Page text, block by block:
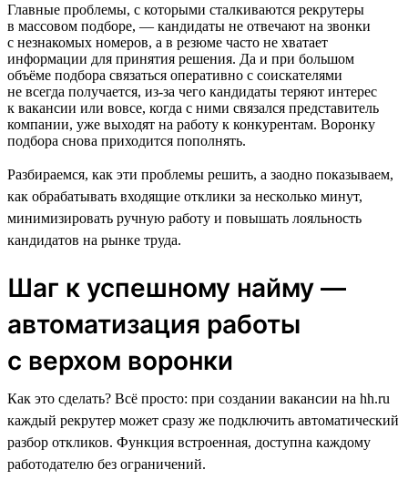
Главные проблемы, с которыми сталкиваются рекрутеры
в массовом подборе, — кандидаты не отвечают на звонки
с незнакомых номеров, а в резюме часто не хватает
информации для принятия решения. Да и при большом
объёме подбора связаться оперативно с соискателями
не всегда получается, из-за чего кандидаты теряют интерес
к вакансии или вовсе, когда с ними связался представитель
компании, уже выходят на работу к конкурентам. Воронку
подбора снова приходится пополнять.
Разбираемся, как эти проблемы решить, а заодно показываем,
как обрабатывать входящие отклики за несколько минут,
минимизировать ручную работу и повышать лояльность
кандидатов на рынке труда.
Шаг к успешному найму —
автоматизация работы
с верхом воронки
Как это сделать? Всё просто: при создании вакансии на hh.ru
каждый рекрутер может сразу же подключить автоматический
разбор откликов. Функция встроенная, доступна каждому
работодателю без ограничений.